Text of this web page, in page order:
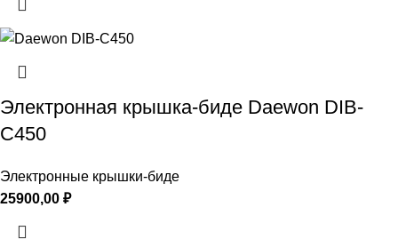
Электронная крышка-биде Daewon DIB-
C450
Электронные крышки-биде
25900,00 ₽